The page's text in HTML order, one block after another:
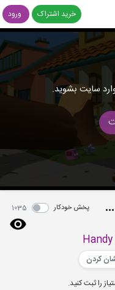
خرید اشتراک ورود
سایت بشوید.
S03E47 - Kellys Big Photo Shoot - Phone Fix پخش خودکار 1035
کردن
را ثبت کنید.